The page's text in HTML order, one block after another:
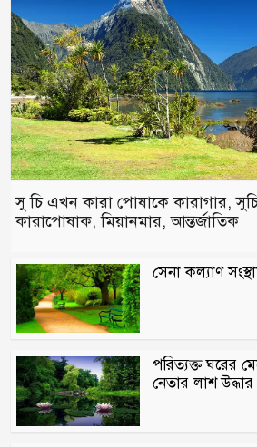
সু চি এখন কারা পোষাকে কারাগার,
কারাপোষাক, মিয়ানমার, আন্তর্জাতিক
সেনা কল্যাণ
পরিত্যক্ত ঘরের
নেতার লাশ